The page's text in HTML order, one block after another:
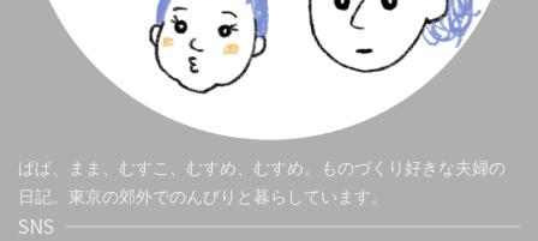
ぱぱ、まま、むすこ、むすめ、むすめ。ものづくり好きな夫婦の
日記。東京の郊外でのんびりと暮らしています。
SNS